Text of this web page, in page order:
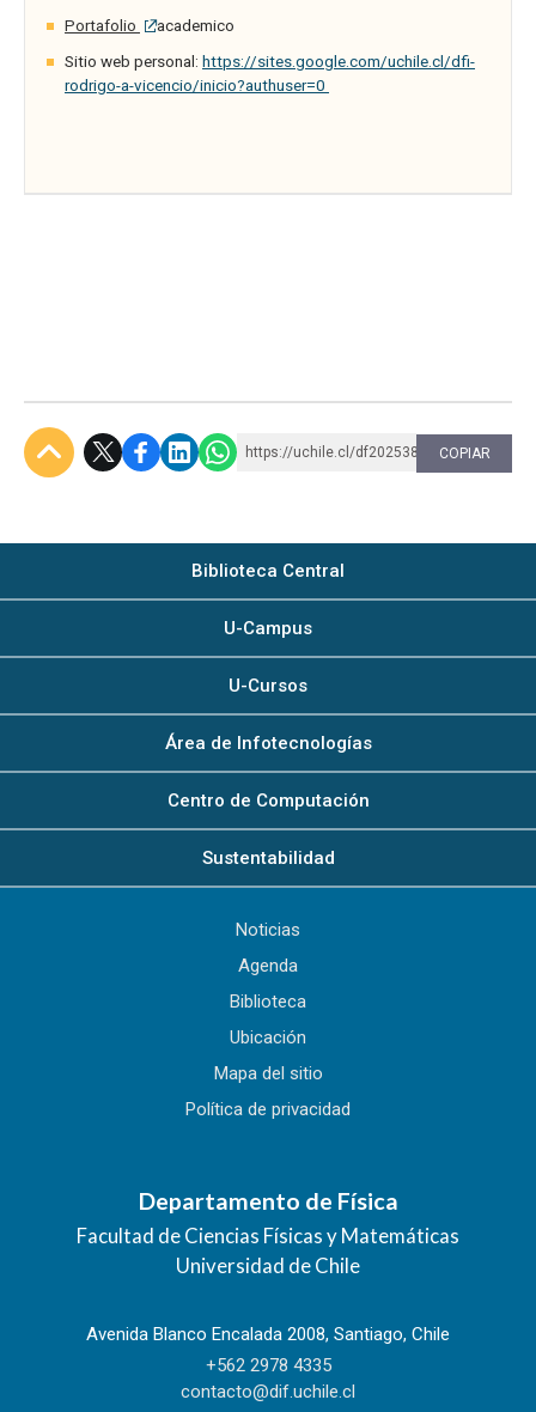
Portafolio
academico
Sitio web personal: https://sites.google.com/uchile.cl/dfi-
rodrigo-a-vicencio/inicio?authuser=0
https://uchile.cl/df202538 COPIAR
Biblioteca Central
U-Campus
U-Cursos
Área de Infotecnologías
Centro de Computación
Sustentabilidad
Noticias
Agenda
Biblioteca
Ubicación
Mapa del sitio
Política de privacidad
Departamento de Física
Facultad de Ciencias Físicas y Matemáticas
Universidad de Chile
Avenida Blanco Encalada 2008, Santiago, Chile
+562 2978 4335
contacto@dif.uchile.cl